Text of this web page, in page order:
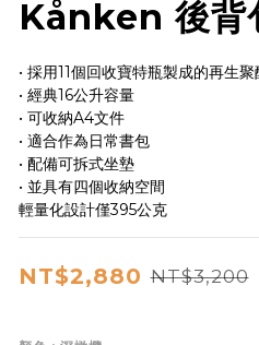
Kånken 後背
• 採用11個回收寶特瓶製成的再生聚
• 經典16公升容量
• 可收納A4文件
• 適合作為日常書包
• 配備可拆式坐墊
• 並具有四個收納空間
輕量化設計僅395公克
NT$2,880 NT$3,200